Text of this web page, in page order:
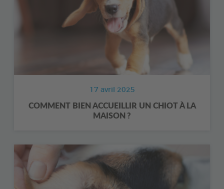
17 avril 2025
COMMENT BIEN ACCUEILLIR UN CHIOT À LA
MAISON ?